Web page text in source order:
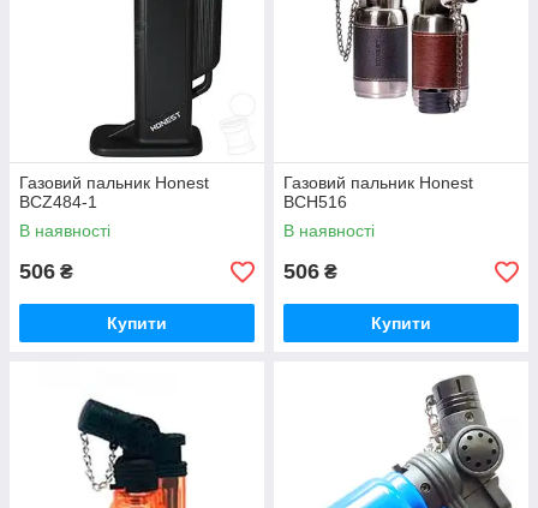
Газовий пальник Honest
BCZ484-1
В наявності
506 ₴
Купити
Газовий пальник Honest
BCH516
В наявності
506 ₴
Купити